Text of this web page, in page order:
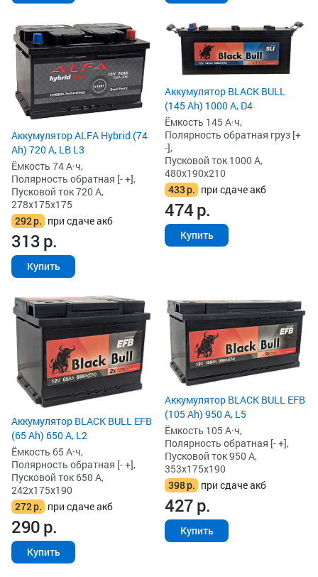
Аккумулятор ALFA Hybrid (74
Ah) 720 А, LB L3
Ёмкость 74 А·ч,
Полярность обратная [- +],
Пусковой ток 720 А,
278x175x175
292р. при сдаче акб
313р.
Купить
Аккумулятор BLACK BULL
(145 Ah) 1000 А, D4
Ёмкость 145 А·ч,
Полярность обратная груз [+
-],
Пусковой ток 1000 А,
480x190x210
433р. при сдаче акб
474р.
Купить
Аккумулятор BLACK BULL EFB
(65 Ah) 650 А, L2
Ёмкость 65 А·ч,
Полярность обратная [- +],
Пусковой ток 650 А,
242x175x190
272р. при сдаче акб
290р.
Купить
Аккумулятор BLACK BULL EFB
(105 Ah) 950 А, L5
Ёмкость 105 А·ч,
Полярность обратная [- +],
Пусковой ток 950 А,
353x175x190
398р. при сдаче акб
427р.
Купить